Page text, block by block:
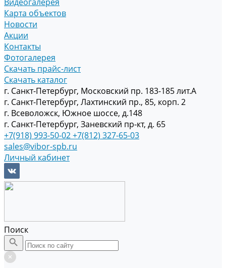
Карта объектов
Новости
Акции
Контакты
Фотогалерея
Скачать прайс-лист
Скачать каталог
г. Санкт-Петербург, Московский пр. 183-185 лит.А
г. Санкт-Петербург, Лахтинский пр., 85, корп. 2
г. Всеволожск, Южное шоссе, д.148
г. Санкт-Петербург, Заневский пр-кт, д. 65
+7(918) 993-50-02+7(812) 327-65-03
sales@vibor-spb.ru
Личный кабинет
Поиск